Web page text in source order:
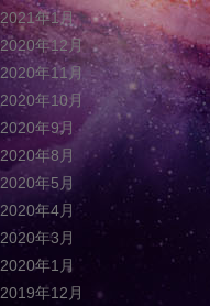
2021年1月
2020年12月
2020年11月
2020年10月
2020年9月
2020年8月
2020年5月
2020年4月
2020年3月
2020年1月
2019年12月